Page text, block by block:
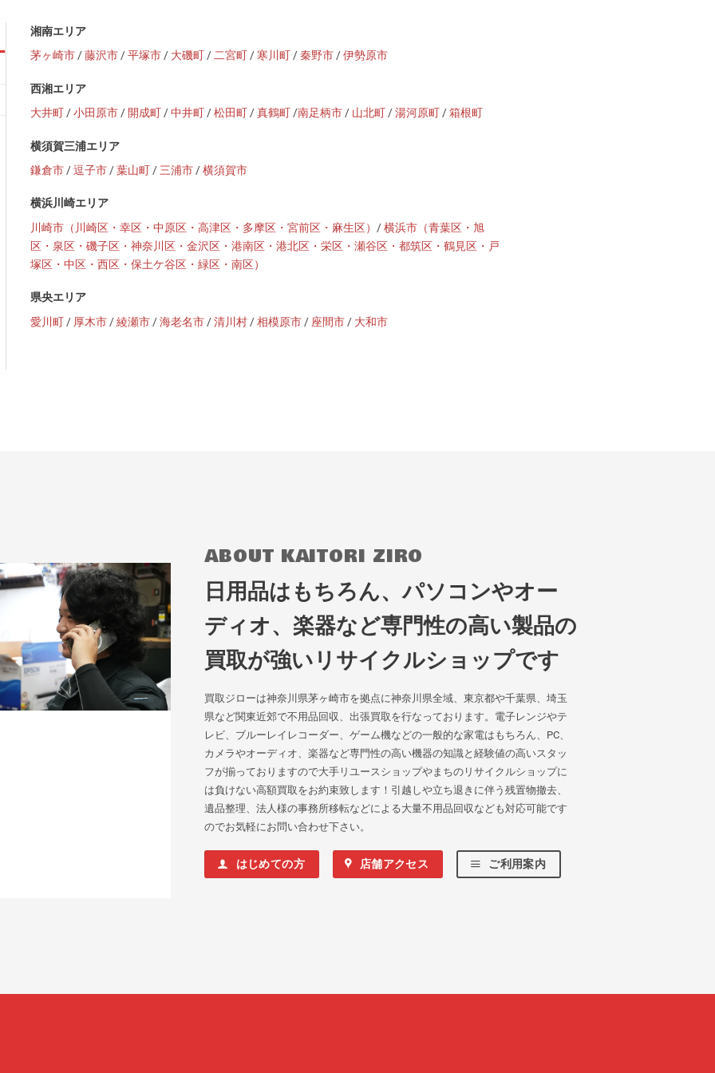
湘南エリア
茅ヶ崎市/藤沢市/平塚市/ 大磯町/二宮町/寒川町/秦野市/伊勢原市
西湘エリア
大井町/小田原市/ 開成町/中井町/松田町/真鶴町/南足柄市/ 山北町/湯河原町/箱根町
横須賀三浦エリア
鎌倉市/逗子市/葉山町/三浦市/横須賀市
横浜川崎エリア
川崎市（川崎区・幸区・中原区・高津区・多摩区・宮前区・麻生区） /横浜市（青葉区・旭
区・泉区・磯子区・神奈川区・金沢区・港南区・港北区・栄区・瀬谷区・都筑区・鶴見区・戸
塚区・中区・西区・保土ケ谷区・緑区・南区）
県央エリア
愛川町/ 厚木市/綾瀬市/海老名市/清川村/相模原市/ 座間市/ 大和市
ABOUT KAITORI ZIRO
日用品はもちろん、パソコンやオー
ディオ、楽器など専門性の高い製品の
買取が強いリサイクルショップです
買取ジローは神奈川県茅ヶ崎市を拠点に神奈川県全域、東京都や千葉県、埼玉
県など関東近郊で不用品回収、出張買取を行なっております。電子レンジやテ
レビ、ブルーレイレコーダー、ゲーム機などの一般的な家電はもちろん、PC、
カメラやオーディオ、楽器など専門性の高い機器の知識と経験値の高いスタッ
フが揃っておりますので大手リユースショップやまちのリサイクルショップに
は負けない高額買取をお約束致します！引越しや立ち退きに伴う残置物撤去、
遺品整理、法人様の事務所移転などによる大量不用品回収なども対応可能です
のでお気軽にお問い合わせ下さい。
はじめての方 店舗アクセス ご利用案内